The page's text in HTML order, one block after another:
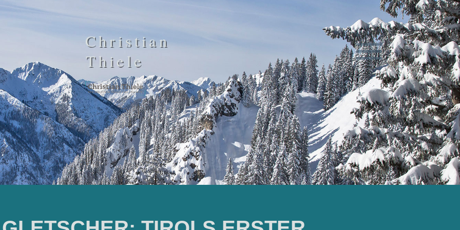
Christian
Thiele